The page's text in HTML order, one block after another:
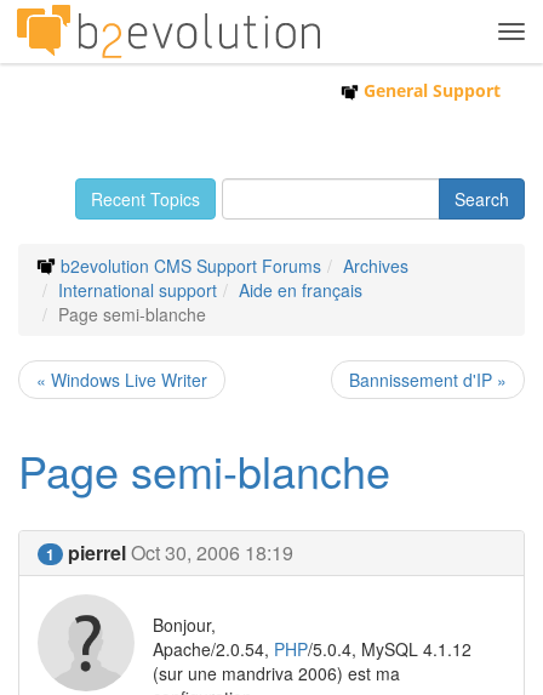
General Support
Recent Topics
b2evolution CMS Support Forums
Archives
International support
Aide en français
Page semi-blanche
« Windows Live Writer Bannissement d'IP »
Page semi-blanche
1 pierrelOct 30, 2006 18:19
Bonjour,
Apache/2.0.54, PHP/5.0.4, MySQL 4.1.12
(sur une mandriva 2006) est ma